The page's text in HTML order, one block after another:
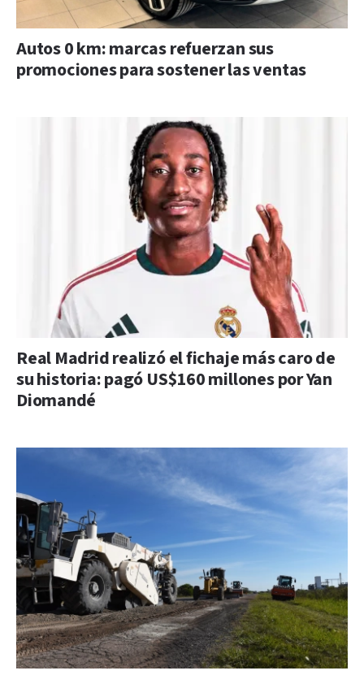
Autos 0 km: marcas refuerzan sus
promociones para sostener las ventas
Real Madrid realizó el fichaje más caro de
su historia: pagó US$160 millones por Yan
Diomandé